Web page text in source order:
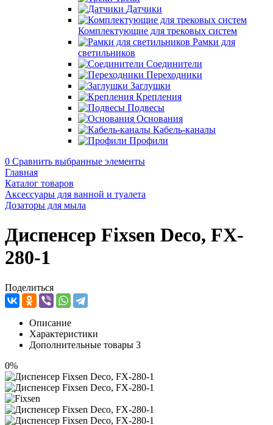
Датчики
Комплектующие для трековых систем
Рамки для
светильников
Соединители
Переходники
Заглушки
Крепления
Подвесы
Основания
Кабель-каналы
Профили
0 Сравнить выбранные элементы
Главная
Каталог товаров
Аксессуары для ванной и туалета
Дозаторы для мыла
Диспенсер Fixsen Deco, FX-
280-1
Поделиться
Описание
Характеристики
Дополнительные товары 3
0%